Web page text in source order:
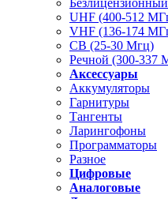
UHF (400-512
VHF (136-174
CB (25-30 Мгц)
Речной (300-337
Аксессуары
Аккумуляторы
Гарнитуры
Тангенты
Ларингофоны
Программаторы
Разное
Цифровые
Аналоговые